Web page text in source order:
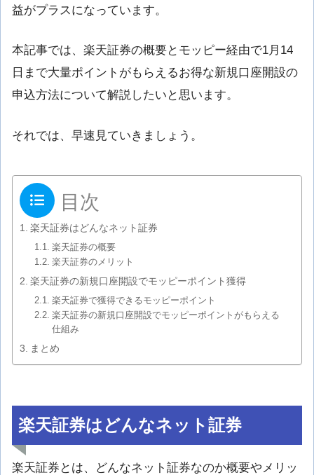
益がプラスになっています。
本記事では、楽天証券の概要とモッピー経由で1月14
日まで大量ポイントがもらえるお得な新規口座開設の
申込方法について解説したいと思います。
それでは、早速見ていきましょう。
目次
楽天証券はどんなネット証券
楽天証券の概要
楽天証券のメリット
楽天証券の新規口座開設でモッピーポイント獲得
楽天証券で獲得できるモッピーポイント
楽天証券の新規口座開設でモッピーポイントがもらえる
仕組み
まとめ
楽天証券はどんなネット証券
楽天証券とは、どんなネット証券なのか概要やメリッ